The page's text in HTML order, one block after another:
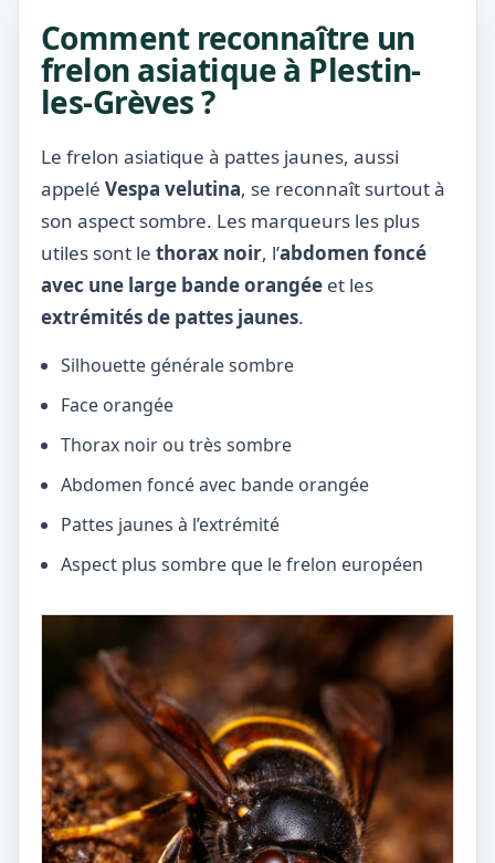
Comment reconnaître un
frelon asiatique à Plestin-
les-Grèves ?
Le frelon asiatique à pattes jaunes, aussi
appelé Vespa velutina, se reconnaît surtout à
son aspect sombre. Les marqueurs les plus
utiles sont le thorax noir, l’abdomen foncé
avec une large bande orangée et les
extrémités de pattes jaunes.
Silhouette générale sombre
Face orangée
Thorax noir ou très sombre
Abdomen foncé avec bande orangée
Pattes jaunes à l’extrémité
Aspect plus sombre que le frelon européen